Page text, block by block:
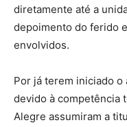
diretamente até a
depoimento do ferido
envolvidos.
Por já terem iniciado
devido à competência
Alegre assumiram a